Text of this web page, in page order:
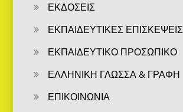
ΕΚΔΟΣΕΙΣ
ΕΚΠΑΙΔΕΥΤΙΚΕΣ ΕΠΙΣΚΕΨΕΙΣ
ΕΚΠΑΙΔΕΥΤΙΚΟ ΠΡΟΣΩΠΙΚΟ
ΕΛΛΗΝΙΚΗ ΓΛΩΣΣΑ & ΓΡΑΦΗ
ΕΠΙΚΟΙΝΩΝΙΑ